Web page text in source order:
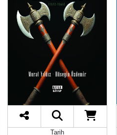
Tarih